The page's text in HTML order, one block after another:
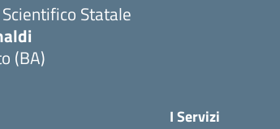
Statale
(BA)
I Servizi